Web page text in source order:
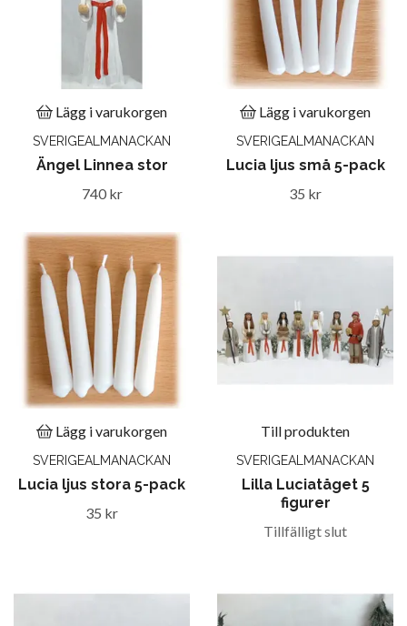
Lägg i varukorgen
SVERIGEALMANACKAN
Ängel Linnea stor
740 kr
Lägg i varukorgen
SVERIGEALMANACKAN
Lucia ljus små 5-pack
35 kr
Lägg i varukorgen
SVERIGEALMANACKAN
Lucia ljus stora 5-pack
35 kr
Till produkten
SVERIGEALMANACKAN
Lilla Luciatåget 5
figurer
Tillfälligt slut